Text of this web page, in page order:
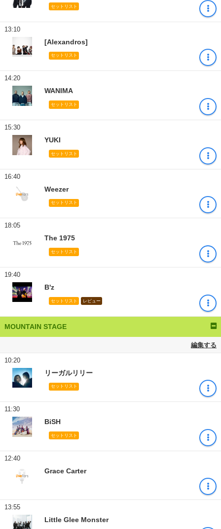
セットリスト
13:10
[Alexandros]
セットリスト
14:20
WANIMA
セットリスト
15:30
YUKI
セットリスト
16:40
Weezer
セットリスト
18:05
The 1975
セットリスト
19:40
B'z
セットリスト レビュー
MOUNTAIN STAGE
編集する
10:20
リーガルリリー
セットリスト
11:30
BiSH
セットリスト
12:40
Grace Carter
13:55
Little Glee Monster